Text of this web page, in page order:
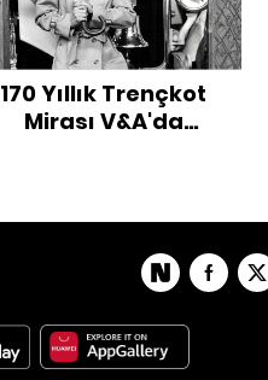
170 Yıllık Trençkot
Mirası V&A'da